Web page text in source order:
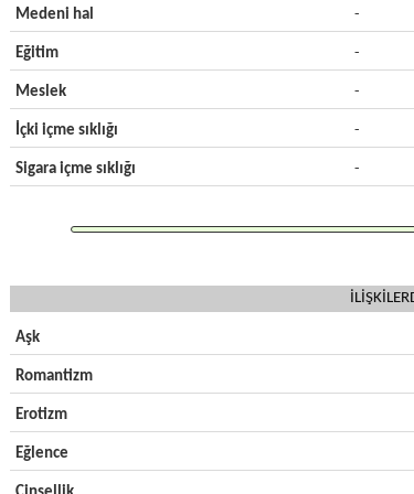
Medeni hal -
Eğitim -
Meslek -
İçki içme sıklığı -
Sigara içme sıklığı -
Aşk
Romantizm
Erotizm
Eğlence